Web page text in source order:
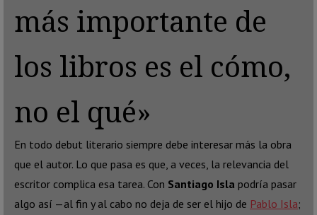
más importante de
los libros es el cómo,
no el qué»
En todo debut literario siempre debe interesar más la obra
que el autor. Lo que pasa es que, a veces, la relevancia del
escritor complica esa tarea. Con Santiago Isla podría pasar
algo así —al fin y al cabo no deja de ser el hijo de Pablo Isla;